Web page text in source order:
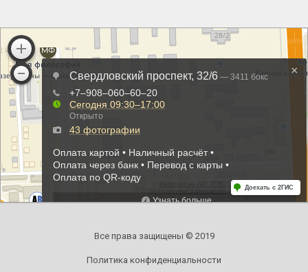
Все права защищены © 2019
Политика конфиденциальности